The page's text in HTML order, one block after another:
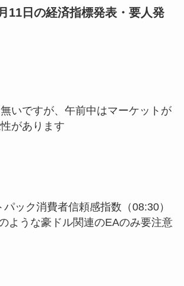
11日の経済指標発表・要人発
いですが、午前中はマーケットが
があります
ック消費者信頼感指数（08:30）
ような豪ドル関連のEAのみ要注意